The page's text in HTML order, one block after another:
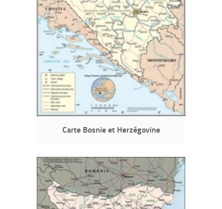
Carte Bosnie et Herzégovine